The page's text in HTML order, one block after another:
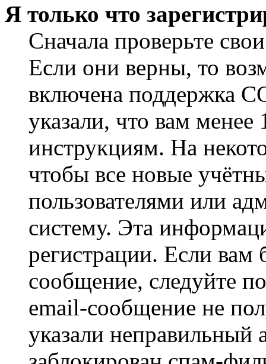
Я только что
Сначала проверьте
Если они верны, то
включена поддержка
указали, что вам
инструкциям. На
чтобы все новые
пользователями или
систему. Эта
регистрации. Если
сообщение, следуйте
email-сообщение не
указали неправильный